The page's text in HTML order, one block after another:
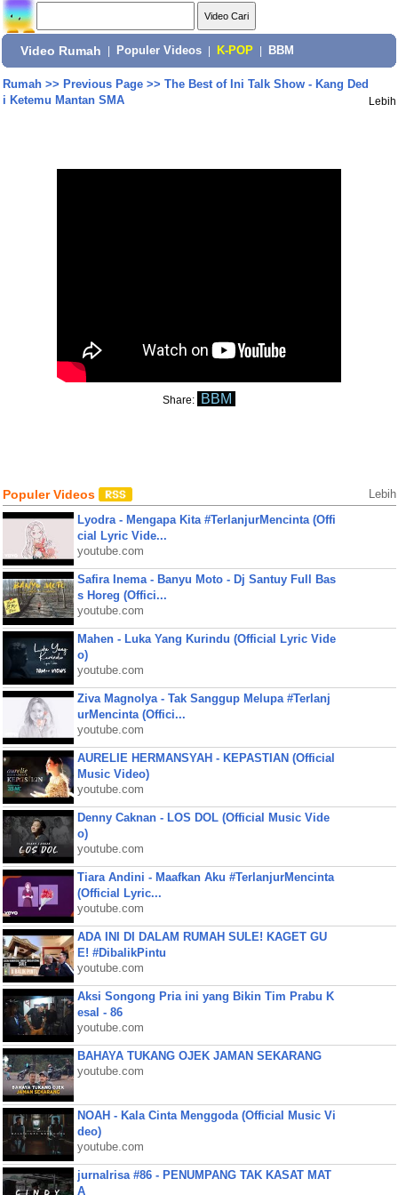
Video Rumah Populer Videos K-POP BBM
Rumah>> Previous Page>> The Best of Ini Talk Show - Kang Ded
i Ketemu Mantan SMA
Lebih
Share: BBM
Populer Videos Lebih
Lyodra - Mengapa Kita #TerlanjurMencinta (Offi
cial Lyric Vide...
youtube.com
Safira Inema - Banyu Moto - Dj Santuy Full Bas
s Horeg (Offici...
youtube.com
Mahen - Luka Yang Kurindu (Official Lyric Vide
o)
youtube.com
Ziva Magnolya - Tak Sanggup Melupa #Terlanj
urMencinta (Offici...
youtube.com
AURELIE HERMANSYAH - KEPASTIAN (Official
Music Video)
youtube.com
Denny Caknan - LOS DOL (Official Music Vide
o)
youtube.com
Tiara Andini - Maafkan Aku #TerlanjurMencinta
(Official Lyric...
youtube.com
ADA INI DI DALAM RUMAH SULE! KAGET GU
E! #DibalikPintu
youtube.com
Aksi Songong Pria ini yang Bikin Tim Prabu K
esal - 86
youtube.com
BAHAYA TUKANG OJEK JAMAN SEKARANG
youtube.com
NOAH - Kala Cinta Menggoda (Official Music Vi
deo)
youtube.com
jurnalrisa #86 - PENUMPANG TAK KASAT MAT
A